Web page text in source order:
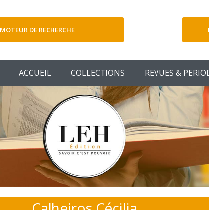
MOTEUR DE RECHERCHE
ACCUEIL COLLECTIONS REVUES &